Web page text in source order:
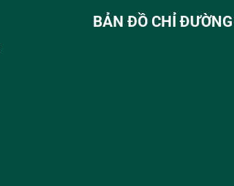
BẢN ĐỒ CHỈ ĐƯỜNG